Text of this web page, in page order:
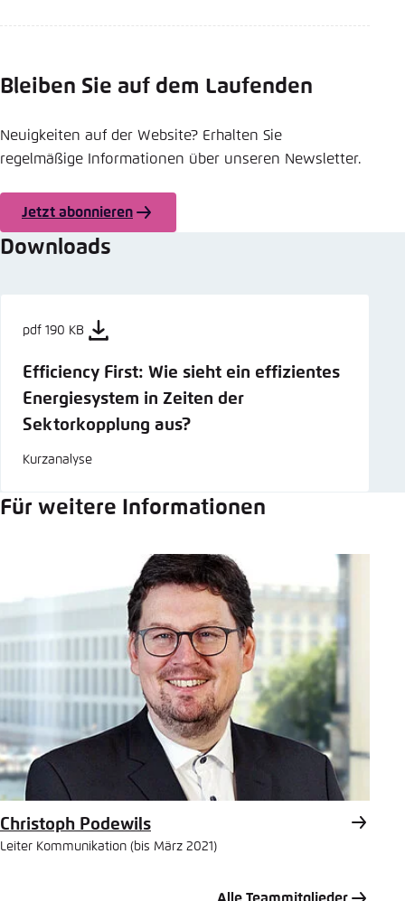
Bleiben Sie auf dem Laufenden
Neuigkeiten auf der Website? Erhalten Sie
regelmäßige Informationen über unseren Newsletter.
Jetzt abonnieren
Downloads
pdf 190 KB
Efficiency First: Wie sieht ein effizientes
Energiesystem in Zeiten der
Sektorkopplung aus?
Kurzanalyse
Für weitere Informationen
Christoph Podewils
Leiter Kommunikation (bis März 2021)